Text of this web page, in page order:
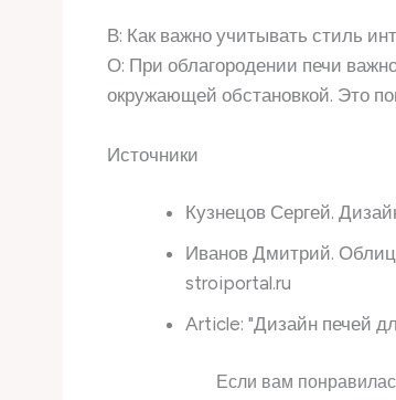
В: Как важно учитывать стиль
О: При облагородении печи
окружающей обстановкой. Это
Источники
Кузнецов Сергей.
Иванов Дмитрий.
stroiportal.ru
Article: "Дизайн печей
Если вам